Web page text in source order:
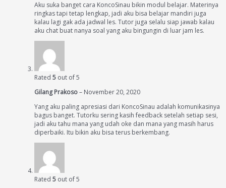
Aku suka banget cara KoncoSinau bikin modul belajar. Materinya
ringkas tapi tetap lengkap, jadi aku bisa belajar mandiri juga
kalau lagi gak ada jadwal les. Tutor juga selalu siap jawab kalau
aku chat buat nanya soal yang aku bingungin di luar jam les.
Rated 5 out of 5
Gilang Prakoso– November 20, 2020
Yang aku paling apresiasi dari KoncoSinau adalah komunikasinya
bagus banget. Tutorku sering kasih feedback setelah setiap sesi,
jadi aku tahu mana yang udah oke dan mana yang masih harus
diperbaiki. Itu bikin aku bisa terus berkembang.
Rated 5 out of 5